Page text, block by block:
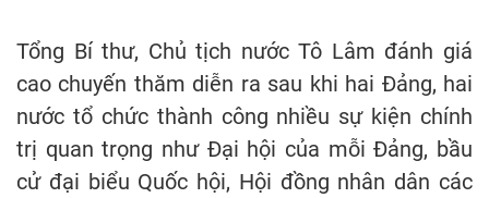
Tổng Bí thư, Chủ tịch nước Tô Lâm đánh giá
cao chuyến thăm diễn ra sau khi hai Đảng, hai
nước tổ chức thành công nhiều sự kiện chính
trị quan trọng như Đại hội của mỗi Đảng, bầu
cử đại biểu Quốc hội, Hội đồng nhân dân các